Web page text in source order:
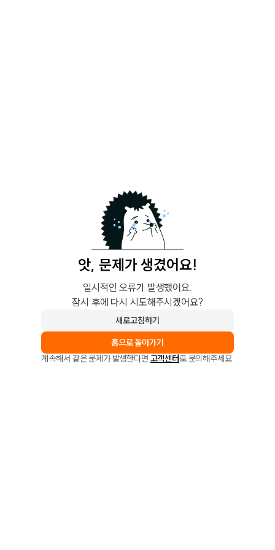
앗, 문제가 생겼어요!
일시적인 오류가 발생했어요.
잠시 후에 다시 시도해주시겠어요?
새로고침하기
홈으로 돌아가기
계속해서 같은 문제가 발생한다면 고객센터로 문의해주세요.